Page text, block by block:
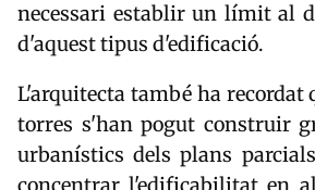
necessari establir un límit al
d'aquest tipus d'edificació.
L'arquitecta també ha recordat
torres s'han pogut construir
urbanístics dels plans